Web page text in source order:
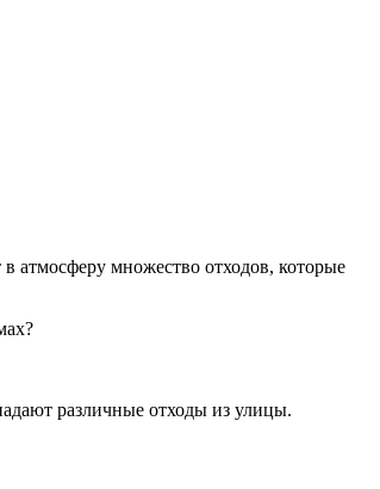
атмосферу множество отходов, которые
различные отходы из улицы.